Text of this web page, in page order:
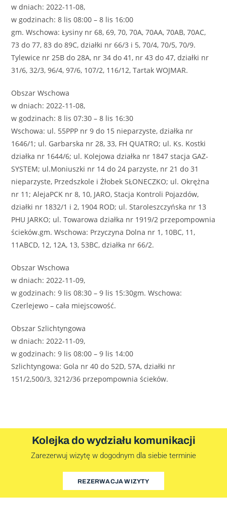
w dniach: 2022-11-08,
w godzinach: 8 lis 08:00 – 8 lis 16:00
gm. Wschowa: Łysiny nr 68, 69, 70, 70A, 70AA, 70AB, 70AC,
73 do 77, 83 do 89C, działki nr 66/3 i 5, 70/4, 70/5, 70/9.
Tylewice nr 25B do 28A, nr 34 do 41, nr 43 do 47, działki nr
31/6, 32/3, 96/4, 97/6, 107/2, 116/12, Tartak WOJMAR.
Obszar Wschowa
w dniach: 2022-11-08,
w godzinach: 8 lis 07:30 – 8 lis 16:30
Wschowa: ul. 55PPP nr 9 do 15 nieparzyste, działka nr
1646/1; ul. Garbarska nr 28, 33, FH QUATRO; ul. Ks. Kostki
działka nr 1644/6; ul. Kolejowa działka nr 1847 stacja GAZ-
SYSTEM; ul.Moniuszki nr 14 do 24 parzyste, nr 21 do 31
nieparzyste, Przedszkole i Żłobek SŁONECZKO; ul. Okrężna
nr 11; AlejaPCK nr 8, 10, JARO, Stacja Kontroli Pojazdów,
działki nr 1832/1 i 2, 1904 ROD; ul. Staroleszczyńska nr 13
PHU JARKO; ul. Towarowa działka nr 1919/2 przepompownia
ścieków.gm. Wschowa: Przyczyna Dolna nr 1, 10BC, 11,
11ABCD, 12, 12A, 13, 53BC, działka nr 66/2.
Obszar Wschowa
w dniach: 2022-11-09,
w godzinach: 9 lis 08:30 – 9 lis 15:30gm. Wschowa:
Czerlejewo – cała miejscowość.
Obszar Szlichtyngowa
w dniach: 2022-11-09,
w godzinach: 9 lis 08:00 – 9 lis 14:00
Szlichtyngowa: Gola nr 40 do 52D, 57A, działki nr
151/2,500/3, 3212/36 przepompownia ścieków.
Kolejka do wydziału komunikacji
Zarezerwuj wizytę w dogodnym dla siebie terminie
REZERWACJA WIZYTY